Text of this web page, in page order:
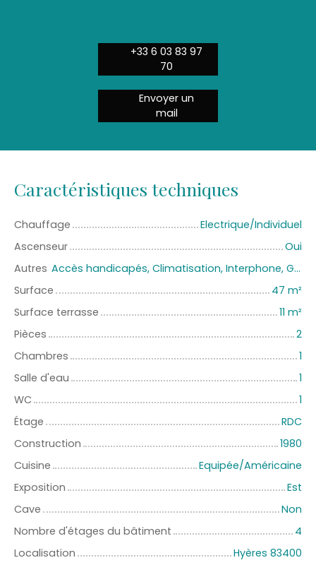
+33 6 03 83 97
70
Envoyer un
mail
Caractéristiques techniques
Chauffage
Electrique/Individuel
Ascenseur
Oui
Autres
Accès handicapés, Climatisation, Interphone, Gardien
Surface
47 m²
Surface terrasse
11 m²
Pièces
2
Chambres
1
Salle d'eau
1
WC
1
Étage
RDC
Construction
1980
Cuisine
Equipée/Américaine
Exposition
Est
Cave
Non
Nombre d'étages du bâtiment
4
Localisation
Hyères 83400